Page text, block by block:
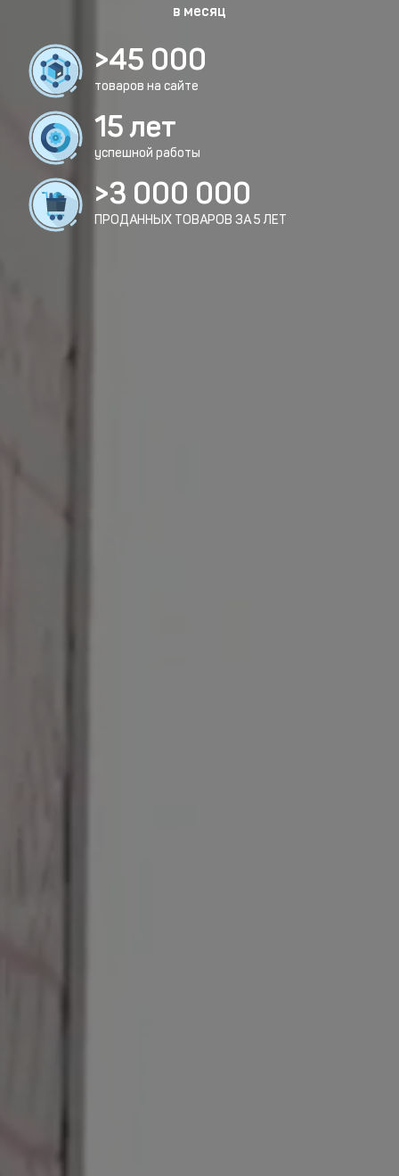
в месяц
>45 000
товаров на сайте
15 лет
успешной работы
>3 000 000
ПРОДАННЫХ ТОВАРОВ ЗА 5 ЛЕТ